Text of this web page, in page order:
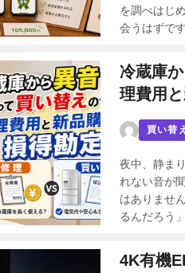
を調べはじ
会うはずで
冷蔵庫
理費用
買い替
夜中、静ま
れない音が
はありませ
るんだろう
4K有機